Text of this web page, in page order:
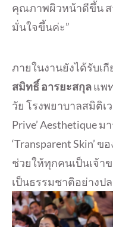
คุณภาพผิวหน้าดีขึ้น ส
มั่นใจขึ้นค่ะ”
ภายในงานยังได้รับเ
สมิทธิ์ อารยะสกุลแพ
วัย โรงพยาบาลสมิติเ
Prive’ Aesthetique
‘Transparent Skin’
ช่วยให้ทุกคนเป็นเจ้า
เป็นธรรมชาติอย่างป